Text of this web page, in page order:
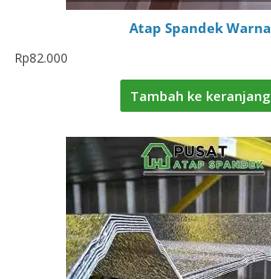
Atap Spandek Warna
Rp82.000
Tambah ke keranjang